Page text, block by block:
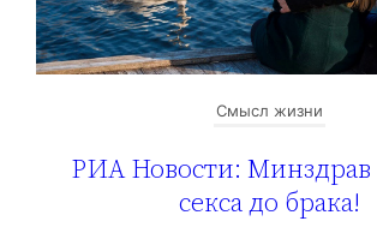
Смысл жизни
РИА Новости: Минздрав
секса до брака!